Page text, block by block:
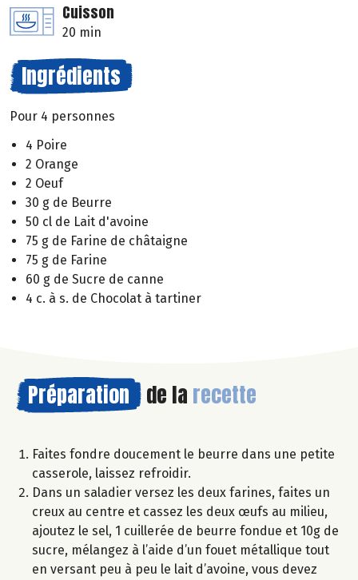
Cuisson
20 min
Ingrédients
Pour 4 personnes
4 Poire
2 Orange
2 Oeuf
30 g de Beurre
50 cl de Lait d'avoine
75 g de Farine de châtaigne
75 g de Farine
60 g de Sucre de canne
4 c. à s. de Chocolat à tartiner
Préparation de la recette
Faites fondre doucement le beurre dans une petite
casserole, laissez refroidir.
Dans un saladier versez les deux farines, faites un
creux au centre et cassez les deux œufs au milieu,
ajoutez le sel, 1 cuillerée de beurre fondue et 10g de
sucre, mélangez à l’aide d’un fouet métallique tout
en versant peu à peu le lait d’avoine, vous devez